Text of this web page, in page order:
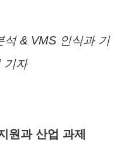
& VMS 인식과 기
기자
원과 산업 과제